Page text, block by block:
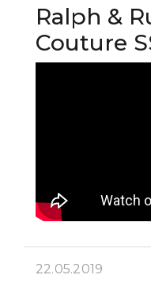
Ralph &
Couture
22.05.2019